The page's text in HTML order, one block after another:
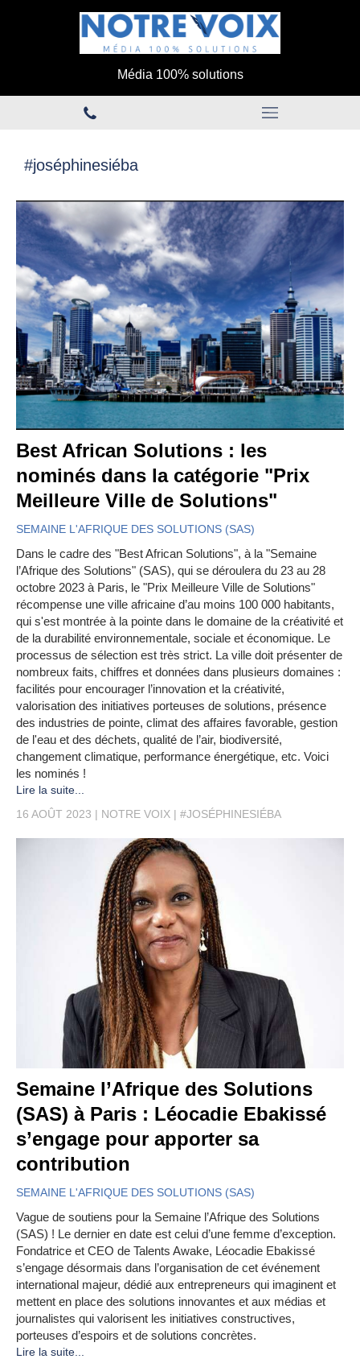
Média 100% solutions
#joséphinesiéba
Best African Solutions : les
nominés dans la catégorie "Prix
Meilleure Ville de Solutions"
SEMAINE L'AFRIQUE DES SOLUTIONS (SAS)
Dans le cadre des "Best African Solutions", à la "Semaine
l’Afrique des Solutions" (SAS), qui se déroulera du 23 au 28
octobre 2023 à Paris, le "Prix Meilleure Ville de Solutions"
récompense une ville africaine d’au moins 100 000 habitants,
qui s'est montrée à la pointe dans le domaine de la créativité et
de la durabilité environnementale, sociale et économique. Le
processus de sélection est très strict. La ville doit présenter de
nombreux faits, chiffres et données dans plusieurs domaines :
facilités pour encourager l’innovation et la créativité,
valorisation des initiatives porteuses de solutions, présence
des industries de pointe, climat des affaires favorable, gestion
de l'eau et des déchets, qualité de l’air, biodiversité,
changement climatique, performance énergétique, etc. Voici
les nominés !
Lire la suite...
16 AOÛT 2023
NOTRE VOIX #JOSÉPHINESIÉBA
Semaine l’Afrique des Solutions
(SAS) à Paris : Léocadie Ebakissé
s’engage pour apporter sa
contribution
SEMAINE L'AFRIQUE DES SOLUTIONS (SAS)
Vague de soutiens pour la Semaine l’Afrique des Solutions
(SAS) ! Le dernier en date est celui d’une femme d’exception.
Fondatrice et CEO de Talents Awake, Léocadie Ebakissé
s’engage désormais dans l’organisation de cet événement
international majeur, dédié aux entrepreneurs qui imaginent et
mettent en place des solutions innovantes et aux médias et
journalistes qui valorisent les initiatives constructives,
porteuses d’espoirs et de solutions concrètes.
Lire la suite...